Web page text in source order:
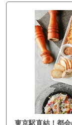
東京駅直結！都